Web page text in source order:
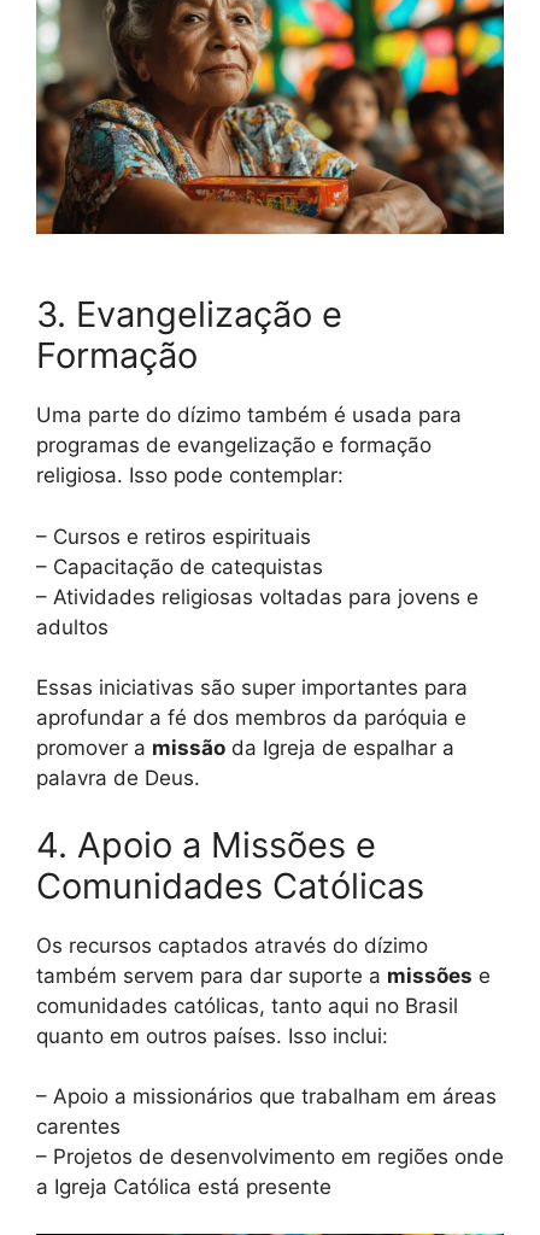
3. Evangelização e
Formação
Uma parte do dízimo também é usada para
programas de evangelização e formação
religiosa. Isso pode contemplar:
– Cursos e retiros espirituais
– Capacitação de catequistas
– Atividades religiosas voltadas para jovens e
adultos
Essas iniciativas são super importantes para
aprofundar a fé dos membros da paróquia e
promover a missão da Igreja de espalhar a
palavra de Deus.
4. Apoio a Missões e
Comunidades Católicas
Os recursos captados através do dízimo
também servem para dar suporte a missões e
comunidades católicas, tanto aqui no Brasil
quanto em outros países. Isso inclui:
– Apoio a missionários que trabalham em áreas
carentes
– Projetos de desenvolvimento em regiões onde
a Igreja Católica está presente